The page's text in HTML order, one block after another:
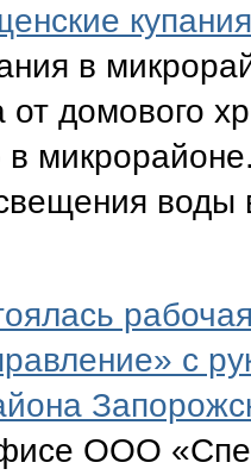
в
от домового
в
воды
с
ООО